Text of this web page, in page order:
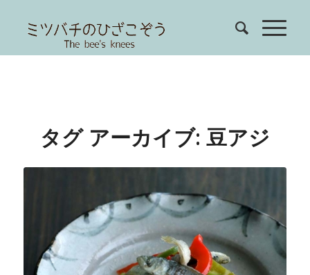
タグ アーカイブ: 豆アジ